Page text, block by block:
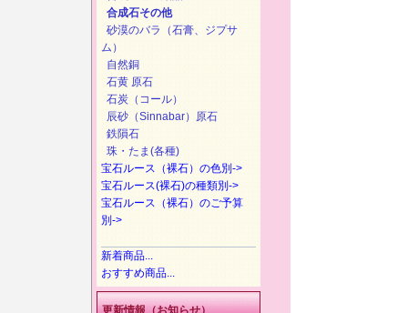
合成石その他
砂漠のバラ（石膏、ジプサ
ム）
自然銅
石黄 原石
石炭（コール）
辰砂（Sinnabar）原石
鉄隕石
珠・たま(各種)
宝石ルース（裸石）の色別->
宝石ルース(裸石)の種類別->
宝石ルース（裸石）のご予算
別->
新着商品...
おすすめ商品...
更新情報（お知らせ）